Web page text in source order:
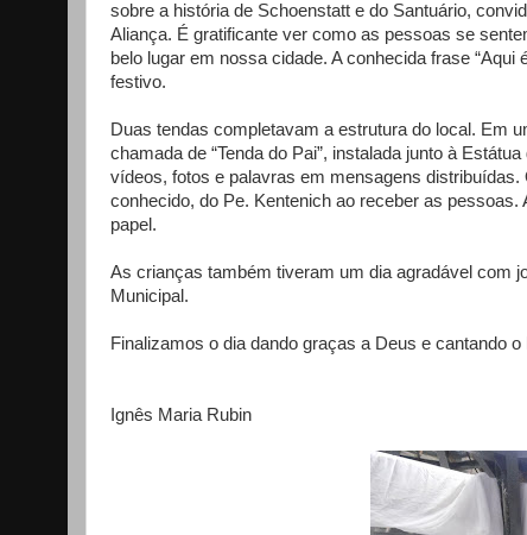
sobre a história de Schoenstatt e do Santuário,
Aliança. É gratificante ver como as pessoas se
belo lugar em nossa cidade. A conhecida frase
festivo.
Duas tendas completavam a estrutura do local. Em
chamada de “Tenda do Pai”, instalada junto à
vídeos, fotos e palavras em mensagens
conhecido, do Pe. Kentenich ao receber as
papel.
As crianças também tiveram um dia agradável com
Municipal.
Finalizamos o dia dando graças a Deus e cantando
Ignês Maria Rubin